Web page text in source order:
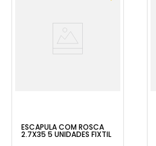
ESCÁPULA COM ROSCA
2.7X35 5 UNIDADES FIXTIL